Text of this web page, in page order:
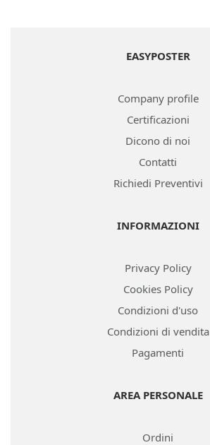
EASYPOSTER
Company profile
Certificazioni
Dicono di noi
Contatti
Richiedi Preventivi
INFORMAZIONI
Privacy Policy
Cookies Policy
Condizioni d'uso
Condizioni di vendita
Pagamenti
AREA PERSONALE
Ordini